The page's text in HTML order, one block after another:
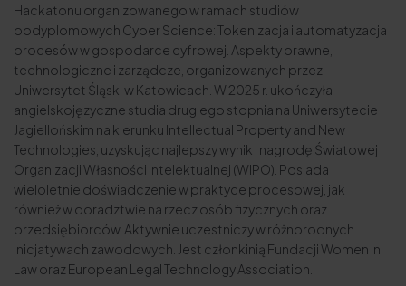
Hackatonu organizowanego w ramach studiów
podyplomowych Cyber Science: Tokenizacja i automatyzacja
procesów w gospodarce cyfrowej. Aspekty prawne,
technologiczne i zarządcze, organizowanych przez
Uniwersytet Śląski w Katowicach. W 2025 r. ukończyła
angielskojęzyczne studia drugiego stopnia na Uniwersytecie
Jagiellońskim na kierunku Intellectual Property and New
Technologies, uzyskując najlepszy wynik i nagrodę Światowej
Organizacji Własności Intelektualnej (WIPO). Posiada
wieloletnie doświadczenie w praktyce procesowej, jak
również w doradztwie na rzecz osób fizycznych oraz
przedsiębiorców. Aktywnie uczestniczy w różnorodnych
inicjatywach zawodowych. Jest członkinią Fundacji Women in
Law oraz European Legal Technology Association.